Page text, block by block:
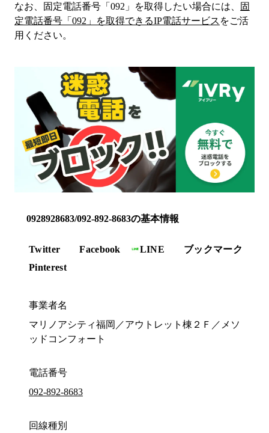
なお、固定電話番号「 092 」を取得したい場合には、
固
定電話番号「 092 」を取得できるIP電話サービス をご活
用ください。
0928928683/092-892-8683の基本情報
Twitter Facebook LINE
ブックマーク
Pinterest
事業者名
マリノアシティ福岡／アウトレット棟２Ｆ／メソ
ッドコンフォート
電話番号
092-892-8683
回線種別